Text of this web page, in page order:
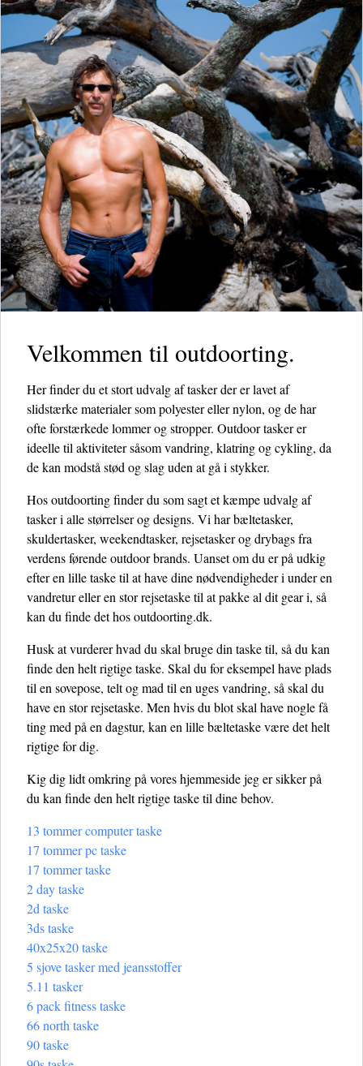
Velkommen til outdoorting.
Her finder du et stort udvalg af tasker der er lavet af
slidstærke materialer som polyester eller nylon, og de har
ofte forstærkede lommer og stropper. Outdoor tasker er
ideelle til aktiviteter såsom vandring, klatring og cykling, da
de kan modstå stød og slag uden at gå i stykker.
Hos outdoorting finder du som sagt et kæmpe udvalg af
tasker i alle størrelser og designs. Vi har bæltetasker,
skuldertasker, weekendtasker, rejsetasker og drybags fra
verdens førende outdoor brands. Uanset om du er på udkig
efter en lille taske til at have dine nødvendigheder i under en
vandretur eller en stor rejsetaske til at pakke al dit gear i, så
kan du finde det hos outdoorting.dk.
Husk at vurderer hvad du skal bruge din taske til, så du kan
finde den helt rigtige taske. Skal du for eksempel have plads
til en sovepose, telt og mad til en uges vandring, så skal du
have en stor rejsetaske. Men hvis du blot skal have nogle få
ting med på en dagstur, kan en lille bæltetaske være det helt
rigtige for dig.
Kig dig lidt omkring på vores hjemmeside jeg er sikker på
du kan finde den helt rigtige taske til dine behov.
13 tommer computer taske
17 tommer pc taske
17 tommer taske
2 day taske
2d taske
3ds taske
40x25x20 taske
5 sjove tasker med jeansstoffer
5.11 tasker
6 pack fitness taske
66 north taske
90 taske